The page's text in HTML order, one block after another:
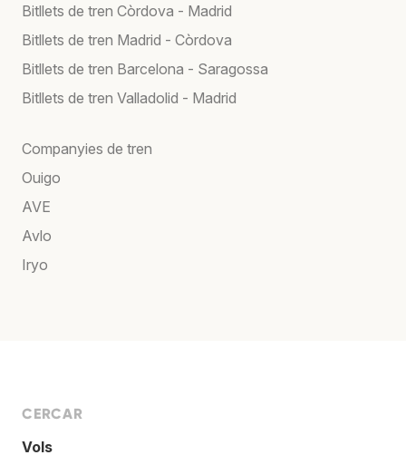
Bitllets de tren Còrdova - Madrid
Bitllets de tren Madrid - Còrdova
Bitllets de tren Barcelona - Saragossa
Bitllets de tren Valladolid - Madrid
Companyies de tren
Ouigo
AVE
Avlo
Iryo
CERCAR
Vols